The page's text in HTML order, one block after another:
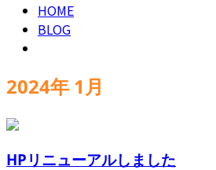
HOME
BLOG
2024年 1月
HPリニューアルしました